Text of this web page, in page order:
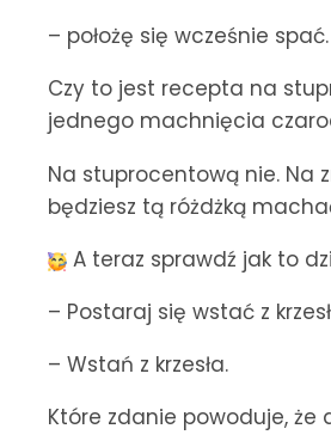
– położę się wcześnie spać.
Czy to jest recepta na
jednego machnięcia
Na stuprocentową nie. Na
będziesz tą różdżką
A teraz sprawdź jak to
– Postaraj się wstać z
– Wstań z krzesła.
Które zdanie powoduje, że